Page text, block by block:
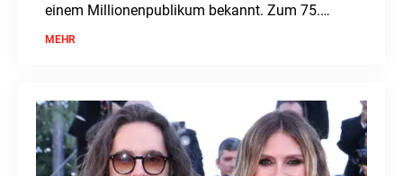
einem Millionenpublikum bekannt. Zum 75.
Geburtstag der Schauspielerin stellt sich die
MEHR